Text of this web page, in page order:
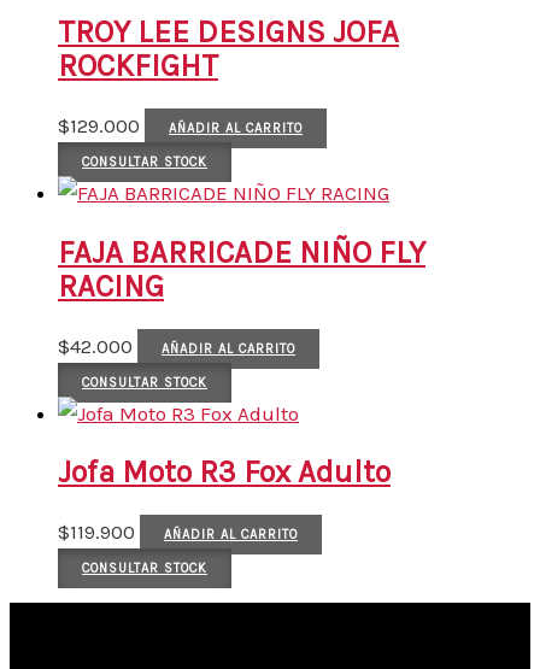
TROY LEE DESIGNS JOFA
ROCKFIGHT
$129.000 AÑADIR AL CARRITO
CONSULTAR STOCK
FAJA BARRICADE NIÑO FLY
RACING
$42.000 AÑADIR AL CARRITO
CONSULTAR STOCK
Jofa Moto R3 Fox Adulto
$119.900 AÑADIR AL CARRITO
CONSULTAR STOCK